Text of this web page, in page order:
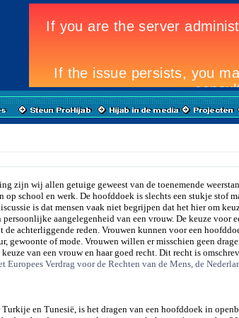
zijn wij allen getuige geweest van de toenemende
school en werk. De hoofddoek is slechts een stukje stof
is dat mensen vaak niet begrijpen dat het hier om
aangelegenheid van een vrouw. De keuze voor
de achterliggende reden. Vrouwen kunnen voor een
gewoonte of mode. Vrouwen willen er misschien geen
van een vrouw en haar goed recht. Dit recht is
Europees Verdrag voor de Rechten van de Mens, de
Turkije en Tunesië, is het dragen van een hoofddoek in